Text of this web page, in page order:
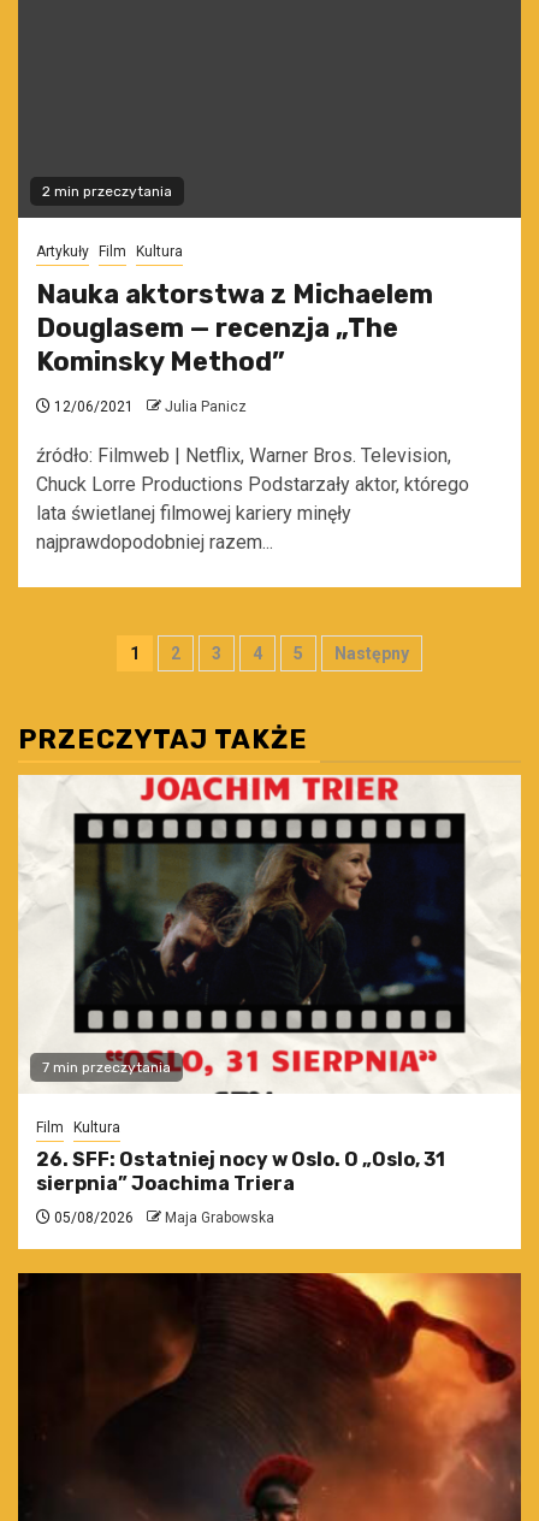
2 min przeczytania
Artykuły Film Kultura
Nauka aktorstwa z Michaelem
Douglasem — recenzja „The
Kominsky Method”
12/06/2021 Julia Panicz
źródło: Filmweb | Netflix, Warner Bros. Television,
Chuck Lorre Productions Podstarzały aktor, którego
lata świetlanej filmowej kariery minęły
najprawdopodobniej razem...
Stronicowanie
1 2 3 4 5 Następny
PRZECZYTAJ TAKŻE
7 min przeczytania
Film Kultura
26. SFF: Ostatniej nocy w Oslo. O „Oslo, 31
sierpnia” Joachima Triera
05/08/2026 Maja Grabowska